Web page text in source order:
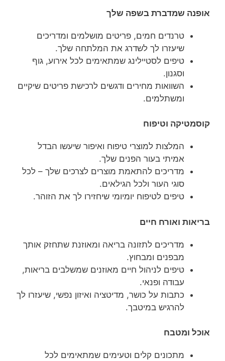
אופנה שמדברת בשפה שלך
טרנדים חמים, פריטים מושלמים ומדריכים
שיעזרו לך לשדרג את המלתחה שלך.
טיפים לסטיילינג שמתאימים לכל אירוע, גוף
וסגנון.
השוואות מחירים ודגשים לרכישת פריטים שיקיים
ומשתלמים.
קוסמטיקה וטיפוח
המלצות למוצרי טיפוח ואיפור שיעשו הבדל
אמיתי בעור הפנים שלך.
מדריכים להתאמת מוצרים לצרכים שלך – לכל
סוגי העור ולכל הגילאים.
טיפים לטיפוח יומיומי שיחזירו לך את הזוהר.
בריאות ואורח חיים
מדריכים לתזונה בריאה ומאוזנת שתחזק אותך
מבפנים ומבחוץ.
טיפים לניהול חיים מאוזנים שמשלבים בריאות,
עבודה ופנאי.
כתבות על כושר, מדיטציה ואיזון נפשי, שיעזרו לך
להרגיש במיטבך.
אוכל ומטבח
מתכונים קלים וטעימים שמתאימים לכל